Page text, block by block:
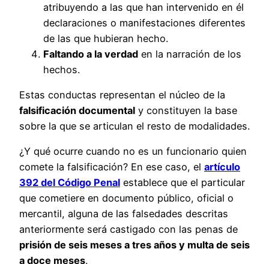
atribuyendo a las que han intervenido en él
declaraciones o manifestaciones diferentes
de las que hubieran hecho.
Faltando a la verdad en la narración de los
hechos.
Estas conductas representan el núcleo de la
falsificación documental y constituyen la base
sobre la que se articulan el resto de modalidades.
¿Y qué ocurre cuando no es un funcionario quien
comete la falsificación? En ese caso, el artículo
392 del Código Penal establece que el particular
que cometiere en documento público, oficial o
mercantil, alguna de las falsedades descritas
anteriormente será castigado con las penas de
prisión de seis meses a tres años y multa de seis
a doce meses.